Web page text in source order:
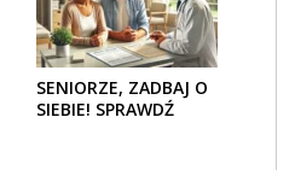
SENIORZE, ZADBAJ O
SIEBIE! SPRAWDŹ